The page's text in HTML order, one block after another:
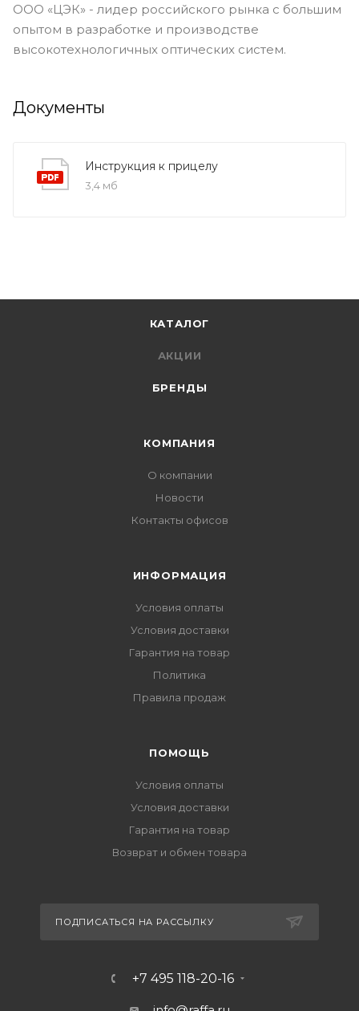
ООО «ЦЭК» - лидер российского рынка с большим
опытом в разработке и производстве
высокотехнологичных оптических систем.
Документы
Инструкция к прицелу
3,4 мб
КАТАЛОГ
АКЦИИ
БРЕНДЫ
КОМПАНИЯ
О компании
Новости
Контакты офисов
ИНФОРМАЦИЯ
Условия оплаты
Условия доставки
Гарантия на товар
Политика
Правила продаж
ПОМОЩЬ
Условия оплаты
Условия доставки
Гарантия на товар
Возврат и обмен товара
ПОДПИСАТЬСЯ НА РАССЫЛКУ
+7 495 118-20-16